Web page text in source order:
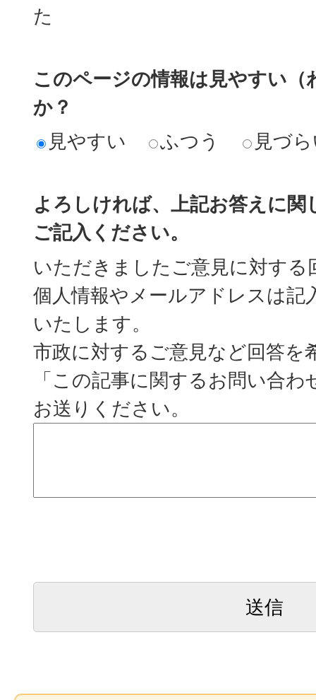
た
このページの情報は見やすい
か？
見やすい
ふつう 見づ
よろしければ、上記お答えに関
ご記入ください。
いただきましたご意見に対する
個人情報やメールアドレスは記
いたします。
市政に対するご意見など回答を
「この記事に関するお問い合
お送りください。